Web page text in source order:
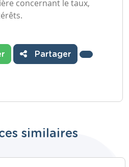
concernant le taux,
Partager
similaires